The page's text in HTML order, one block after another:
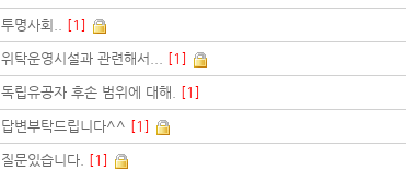
투명사회.. [1]
위탁운영시설과 관련해서... [1]
독립유공자 후손 범위에 대해. [1]
답변부탁드립니다^^ [1]
질문있습니다. [1]